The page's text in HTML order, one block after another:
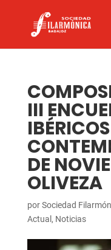
III
DE
OLIVEZA
porSociedad
Actual , Noticias